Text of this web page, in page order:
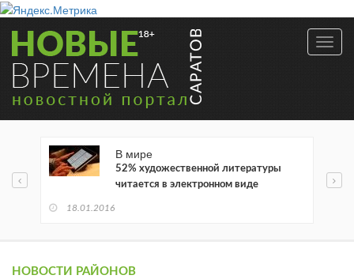
В мире
52% художественной литературы
читается в электронном виде
18.01.2016
НОВОСТИ РАЙОНОВ